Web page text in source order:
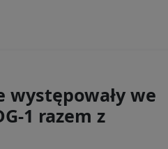
występowały we
1 razem z